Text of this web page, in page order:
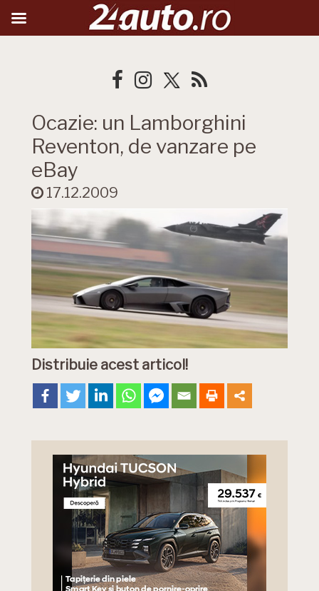
Ocazie: un Lamborghini
Reventon, de vanzare pe
eBay
17.12.2009
Distribuie acest articol!